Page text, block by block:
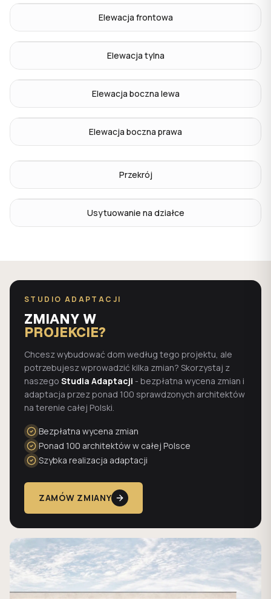
Elewacja frontowa
Elewacja tylna
Elewacja boczna lewa
Elewacja boczna prawa
Przekrój
Usytuowanie na działce
STUDIO ADAPTACJI
ZMIANY W
PROJEKCIE?
Chcesz wybudować dom według tego projektu, ale
potrzebujesz wprowadzić kilka zmian? Skorzystaj z
naszego Studia Adaptacji - bezpłatna wycena zmian i
adaptacja przez ponad 100 sprawdzonych architektów
na terenie całej Polski.
Bezpłatna wycena zmian
Ponad 100 architektów w całej Polsce
Szybka realizacja adaptacji
ZAMÓW ZMIANY